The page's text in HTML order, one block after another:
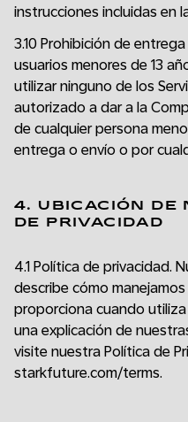
instrucciones incluidas en
3.10 Prohibición de
usuarios menores de 13
utilizar ninguno de los
autorizado a dar a la
de cualquier persona
entrega o envío o por
4. UBICACIÓN DE
DE PRIVACIDAD
4.1 Política de privacidad.
describe cómo
proporciona cuando
una explicación de
visite nuestra Política de
starkfuture.com/terms.